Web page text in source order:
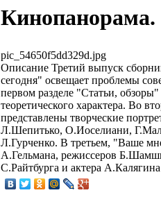
pic_54650f5dd329d.jpg
Описание Третий выпуск
сегодня" освещает проблемы
первом разделе "Статьи,
теоретического характера. Во
представлены творческие
Л.Шепитько, О.Иоселиани,
Л.Гурченко. В третьем, "Ваше
А.Гельмана, режиссеров
С.Райтбурга и актера